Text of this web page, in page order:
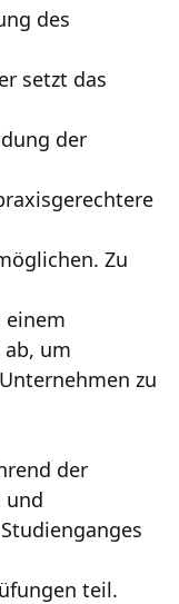
des
setzt das
der
Zu
einem
um
zu
der
und
teil.